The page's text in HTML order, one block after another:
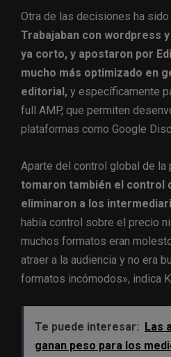
Otra de las decisiones ha sido
Trabajaban con wordpress
ya corto, y apostaron por
mucho más optimizado en
editorial, y específicamente
full AMP, que permiten
plataformas como Google
Aparte del control global de la
tomaron también el control
eliminaron a los
había control sobre el precio
muchos formatos eran
atraer a la audiencia y no era
formatos incómodos», indica
Te puede interesar:
Las
ganan peso para los